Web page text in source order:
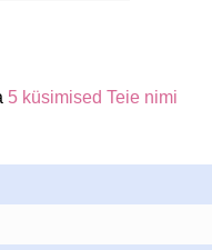
5 küsimised Teie nimi